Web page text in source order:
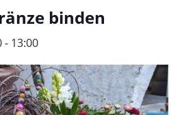
binden
- 13:00